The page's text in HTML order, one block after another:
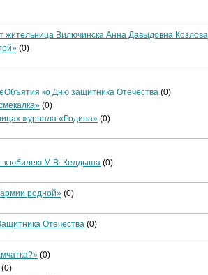
жительница Вилючинска Анна Давыдовна Козлова
(0)
ко Дню защитника Отечества (0)
(0)
журнала «Родина» (0)
к юбилею М.В. Келдыша (0)
армии родной» (0)
Отечества (0)
(0)
(0)